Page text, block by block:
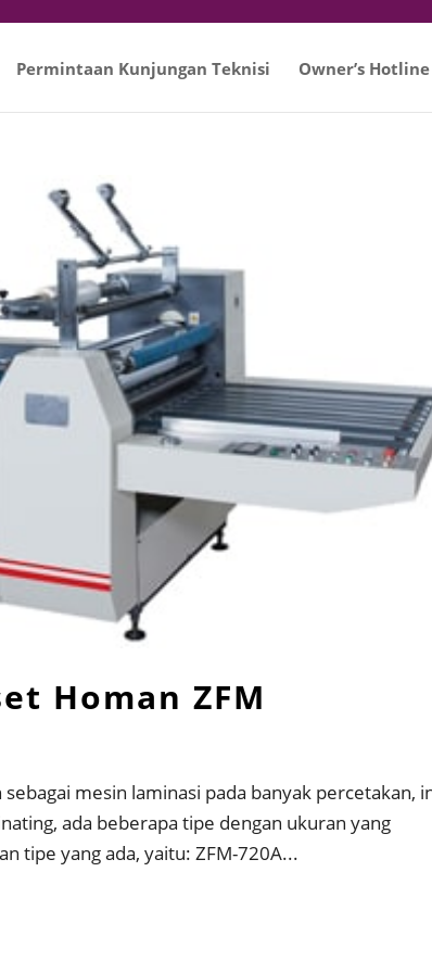
Permintaan Kunjungan Teknisi Owner’s Hotline
Homan ZFM
mesin laminasi pada banyak percetakan,
ada beberapa tipe dengan ukuran yang
tipe yang ada, yaitu: ZFM-720A...